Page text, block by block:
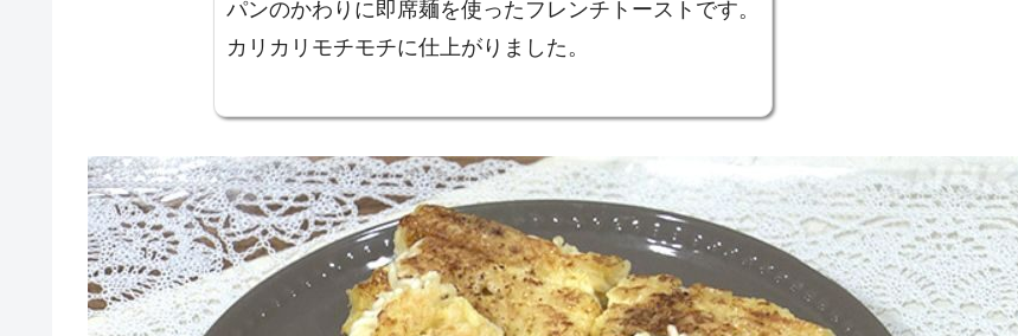
パンのかわりに即席麺を使ったフレンチトーストです。
カリカリモチモチに仕上がりました。